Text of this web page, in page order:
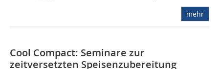
mehr
Cool Compact: Seminare zur
zeitversetzten Speisenzubereitung